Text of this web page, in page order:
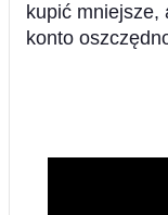
kupić mniejsze,
konto